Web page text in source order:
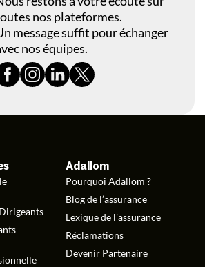
nos plateformes.
message suffit pour échanger
nos équipes.
Adallom
Pourquoi Adallom ?
Blog de l’assurance
Lexique de l'assurance
Réclamations
Devenir Partenaire